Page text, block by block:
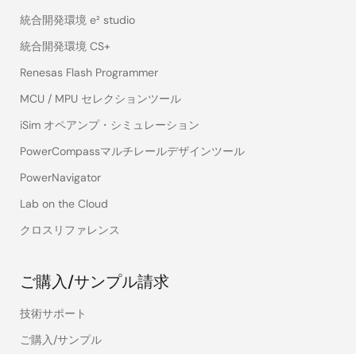
統合開発環境 e² studio
統合開発環境 CS+
Renesas Flash Programmer
MCU / MPU セレクションツール
iSim オペアンプ・シミュレーション
PowerCompassマルチレールデザインツール
PowerNavigator
Lab on the Cloud
クロスリファレンス
ご購入/サンプル請求
技術サポート
ご購入/サンプル